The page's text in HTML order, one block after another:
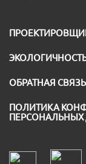
ОБРАТНАЯ СВЯЗЬ
ПОЛИТИКА